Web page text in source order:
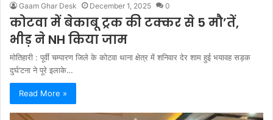
Gaam Ghar Desk December 1, 2025 0
कोटवा में बेकाबू ट्रक की टक्कर से 5 मौ’तें,
भीड़ ने NH किया जाम
मोतिहारी : पूर्वी चम्पारण जिले के कोटवा थाना क्षेत्र में शनिवार देर शाम हुई भयावह सड़क
दुर्घ’टना ने पूरे इलाके…
Read More »